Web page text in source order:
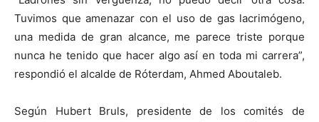
Tuvimos que amenazar con el uso de gas lacrimógeno,
una medida de gran alcance, me parece triste porque
nunca he tenido que hacer algo así en toda mi carrera”,
respondió el alcalde de Róterdam, Ahmed Aboutaleb.
Según Hubert Bruls, presidente de los comités de